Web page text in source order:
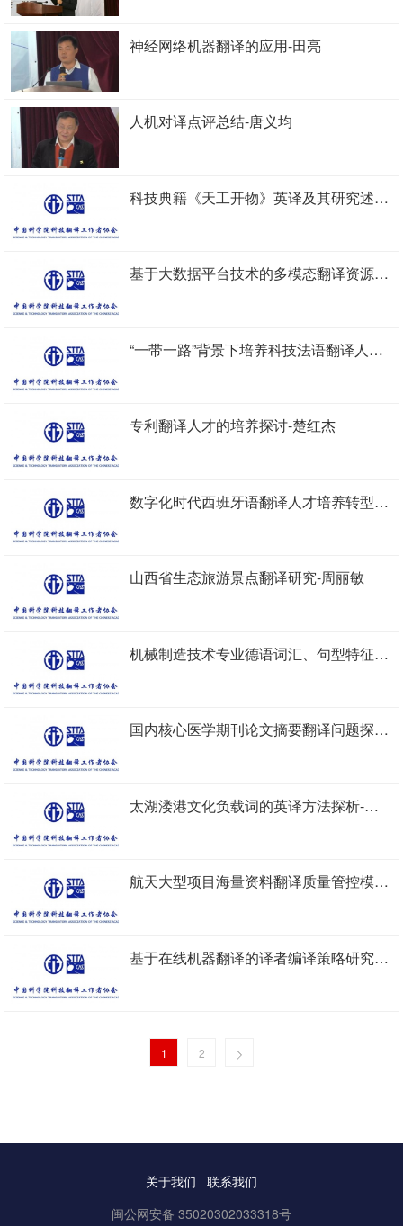
神经网络机器翻译的应用-田亮
人机对译点评总结-唐义均
科技典籍《天工开物》英译及其研究述评-王烟朦
基于大数据平台技术的多模态翻译资源的挖掘与管理研究-徐鑫涛
“一带一路”背景下培养科技法语翻译人才的思考 – 袁相国
专利翻译人才的培养探讨-楚红杰
数字化时代西班牙语翻译人才培养转型初探-张慧
山西省生态旅游景点翻译研究-周丽敏
机械制造技术专业德语词汇、句型特征及翻译-孙菲
国内核心医学期刊论文摘要翻译问题探析-俞德海
太湖溇港文化负载词的英译方法探析-梅明玉
航天大型项目海量资料翻译质量管控模式研究-赵宏艳
基于在线机器翻译的译者编译策略研究——以浙江“八八战略”文本英译为例-朱慧芬
1 2
关于我们
联系我们
闽公网安备 35020302033318号